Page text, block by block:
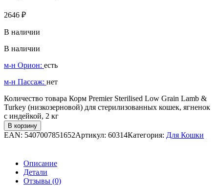
2646 ₽
В наличии
В наличии
м-н Орион: есть
м-н Пассаж: нет
Количество товара Корм Premier Sterilised Low Grain Lamb &
Turkey (низкозерновой) для стерилизованных кошек, ягненок
с индейкой, 2 кг
В корзину
EAN: 5407007851652Артикул: 60314Категория: Для Кошки
Описание
Детали
Отзывы (0)